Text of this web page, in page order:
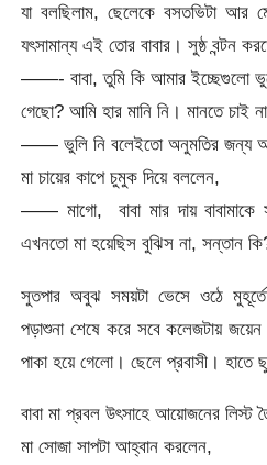
যা বলছিলাম, ছেলেকে বসতভিটা আর
যৎসামান্য এই তোর বাবার। সুষ্ঠ বন্টন
——- বাবা, তুমি কি আমার ইচ্ছেগুলো
গেছো? আমি হার মানি নি। মানতে চাই না
—— ভুলি নি বলেইতো অনুমতির জন্য
মা চায়ের কাপে চুমুক দিয়ে বললেন,
—— মাগো, বাবা মার দায়
এখনতো মা হয়েছিস বুঝিস না, সন্তান
সুতপার অবুঝ সময়টা ভেসে ওঠে
পড়াশুনা শেষে করে সবে কলেজটায়
পাকা হয়ে গেলো। ছেলে প্রবাসী।
বাবা মা প্রবল উৎসাহে আয়োজনের লিস্ট
মা সোজা সাপটা আহ্বান করলেন,